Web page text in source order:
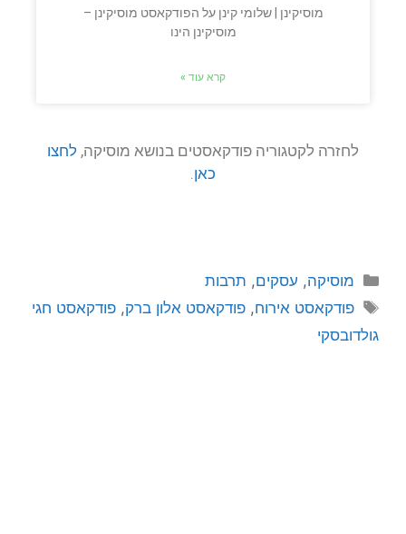
מוסיקינן | שלומי קינן על הפודקאסט מוסיקינן –
מוסיקינן הינו
קרא עוד »
לחזרה לקטגוריה פודקאסטים בנושא מוסיקה, לחצו
כאן.
מוסיקה, עסקים, תרבות
פודקאסט אירוח,פודקאסט אלון ברק,פודקאסט חגי
גולדובסקי